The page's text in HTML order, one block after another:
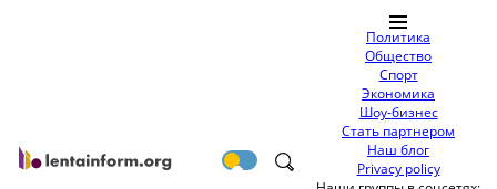
Политика
Общество
Спорт
Экономика
Шоу-бизнес
Стать партнером
Наш блог
Privacy policy